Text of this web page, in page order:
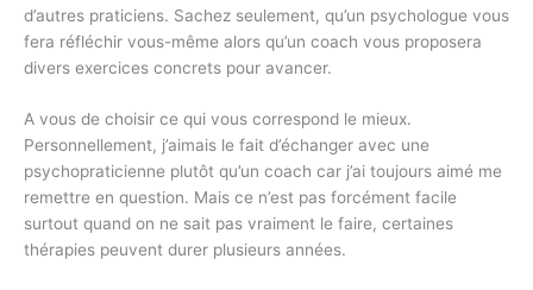
d’autres praticiens. Sachez seulement, qu’un psychologue vous
fera réfléchir vous-même alors qu’un coach vous proposera
divers exercices concrets pour avancer.
A vous de choisir ce qui vous correspond le mieux.
Personnellement, j’aimais le fait d’échanger avec une
psychopraticienne plutôt qu’un coach car j’ai toujours aimé me
remettre en question. Mais ce n’est pas forcément facile
surtout quand on ne sait pas vraiment le faire, certaines
thérapies peuvent durer plusieurs années.